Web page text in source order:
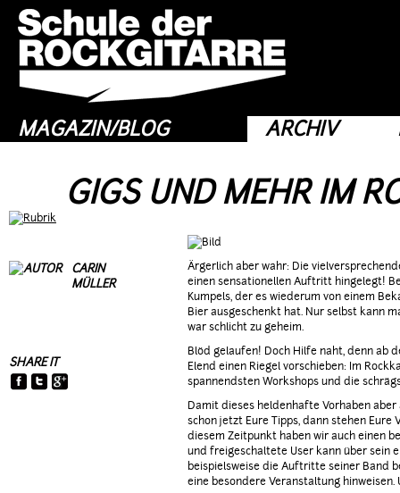
MAGAZIN/BLOG ARCHIV
LETZTE WORTE
KREATIVPAUSE
GIGS UND MEHR IM
CARIN
MÜLLER
SHARE IT
Ärgerlich aber wahr: Die
einen sensationellen Auftritt hingelegt!
Kumpels, der es wiederum von einem
Bier ausgeschenkt hat. Nur selbst kann
war schlicht zu geheim.
Blöd gelaufen! Doch Hilfe naht, denn ab
Elend einen Riegel vorschieben: Im
spannendsten Workshops und die
Damit dieses heldenhafte Vorhaben
schon jetzt Eure Tipps, dann stehen Eure
diesem Zeitpunkt haben wir auch einen
und freigeschaltete User kann über sein
beispielsweise die Auftritte seiner Band
eine besondere Veranstaltung